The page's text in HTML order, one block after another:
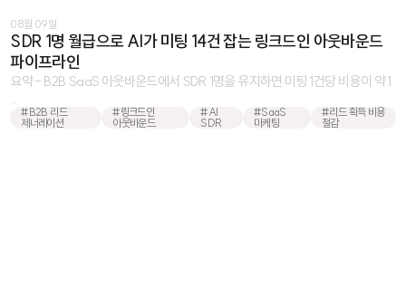
08월 09일
SDR 1명 월급으로 AI가 미팅 14건 잡는 링크드인 아웃바운드
파이프라인
요약 - B2B SaaS 아웃바운드에서 SDR 1명을 유지하면 미팅 1건당 비용이 약 1
...
#B2B 리드
제너레이션
#링크드인
아웃바운드
#AI
SDR
#SaaS
마케팅
#리드 획득 비용
절감